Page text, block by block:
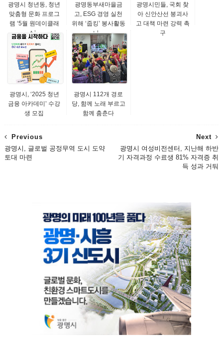
광명시 청년동, 청년
맞춤형 문화 프로그
램 ‘5월 원데이클래
스’...
광명동부새마을금
고, ESG 경영 실천
위해 ‘줍킹’ 봉사활동
나...
광명시민들, 국회 찾
아 신안산선 붕괴사
고 대책 마련 강력 촉
구
광명시, ‘2025 청년
금융 아카데미’ 수강
생 모집
광명시 112개 경로
당, 함께 노래 부르고
함께 춤춘다
Next
광명시 여성비전센터, 지난해 하반
기 자격과정 수료생 81% 자격증 취
득 성과 거둬
Previous
광명시, 글로벌 공정무역 도시 도약
토대 마련